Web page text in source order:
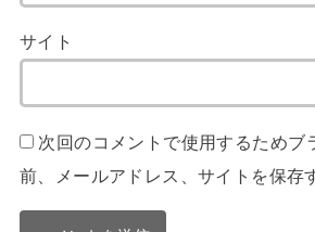
サイト
次回のコメントで使用するためブ
前、メールアドレス、サイトを保存